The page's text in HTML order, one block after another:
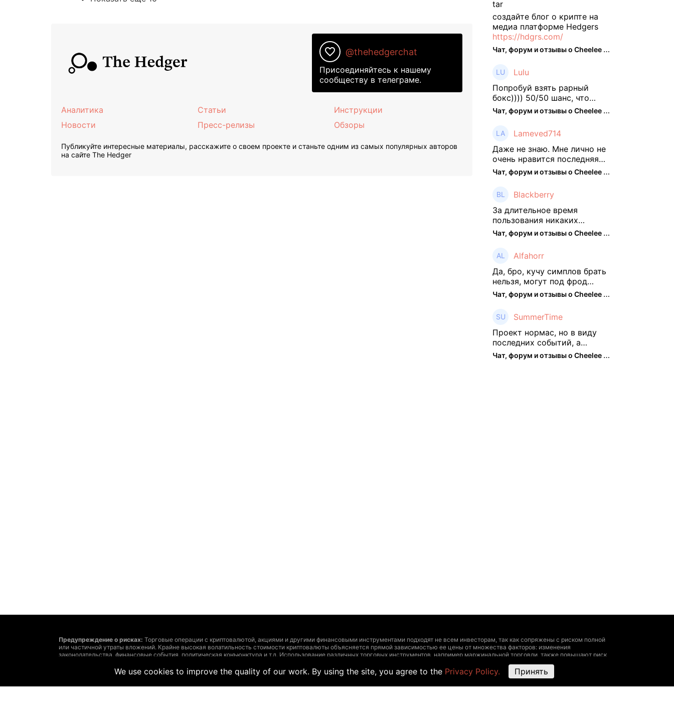
favorite_border @thehedgerchat
Присоединяйтесь к нашему
сообществу в телеграме.
Аналитика
Новости
Статьи
Пресс-релизы
Инструкции
Обзоры
Публикуйте интересные материалы, расскажите о своем проекте и станьте одним из самых популярных авторов
на сайте The Hedger
создайте блог о крипте на
медиа платформе Hedgers
https://hdgrs.com/
Чат, форум и отзывы о Cheelee (CHEELEE) - The Hedger
Lulu
Попробуй взять рарный
бокс)))) 50/50 шанс, что
выпадут рарки, только если
брать будешь, отпиши потом
что да как))
Чат, форум и отзывы о Cheelee (CHEELEE) - The Hedger
Lameved714
Даже не знаю. Мне лично не
очень нравится последняя
обнова. Благо у меня айфон
и базовые механики
платформы остались не
тронуты. То есть нет
автоматической прокачки
как у ...
Чат, форум и отзывы о Cheelee (CHEELEE) - The Hedger
Blackberry
За длительное время
пользования никаких
нареканий работу проекта у
меня не было, но в
последнее несколько
месяцев как то его
подзабросил (было много
изменений, решил отси ...
Чат, форум и отзывы о Cheelee (CHEELEE) - The Hedger
Alfahorr
Да, бро, кучу симплов брать
нельзя, могут под фрод
замести Я пока на 2 парах +
старты, полет нормальный🤓
👌🏻
Чат, форум и отзывы о Cheelee (CHEELEE) - The Hedger
SummerTime
Проект нормас, но в виду
последних событий, а
именно труднодоступности
рарок, придется теперь
Чат, форум и отзывы о Cheelee (CHEELEE) - The Hedger
Предупреждение о рисках: Торговые операции с криптовалютой, акциями и другими финансовыми инструментами подходят не всем инвесторам, так как сопряжены с риском полной
или частичной утраты вложений. Крайне высокая волатильность стоимости криптовалюты объясняется прямой зависимостью ее цены от множества факторов: изменения
законодательства, финансовые события, политическая конъюнктура и т.д. Использование различных торговых инструментов, например маржинальной торговли, также повышают риск
Решение о сделках с криптовалютами или финансовыми инструментами должно основываться на четырех сопряженных факторах: личный опыт, исчерпывающая информация о всех
затратах и рисках, точно определенные задачи инвестирования, допустимый уровень риска. Дополнительно рекомендуем проконсультироваться у профессионала.
Помните: размещенная на этом сайте информация может утратить актуальность и содержать неточности, а указанные цены и другие данные — быть ориентировочными, не
We use cookies to improve the quality of our work. By using the site, you agree to the Privacy Policy. Принять